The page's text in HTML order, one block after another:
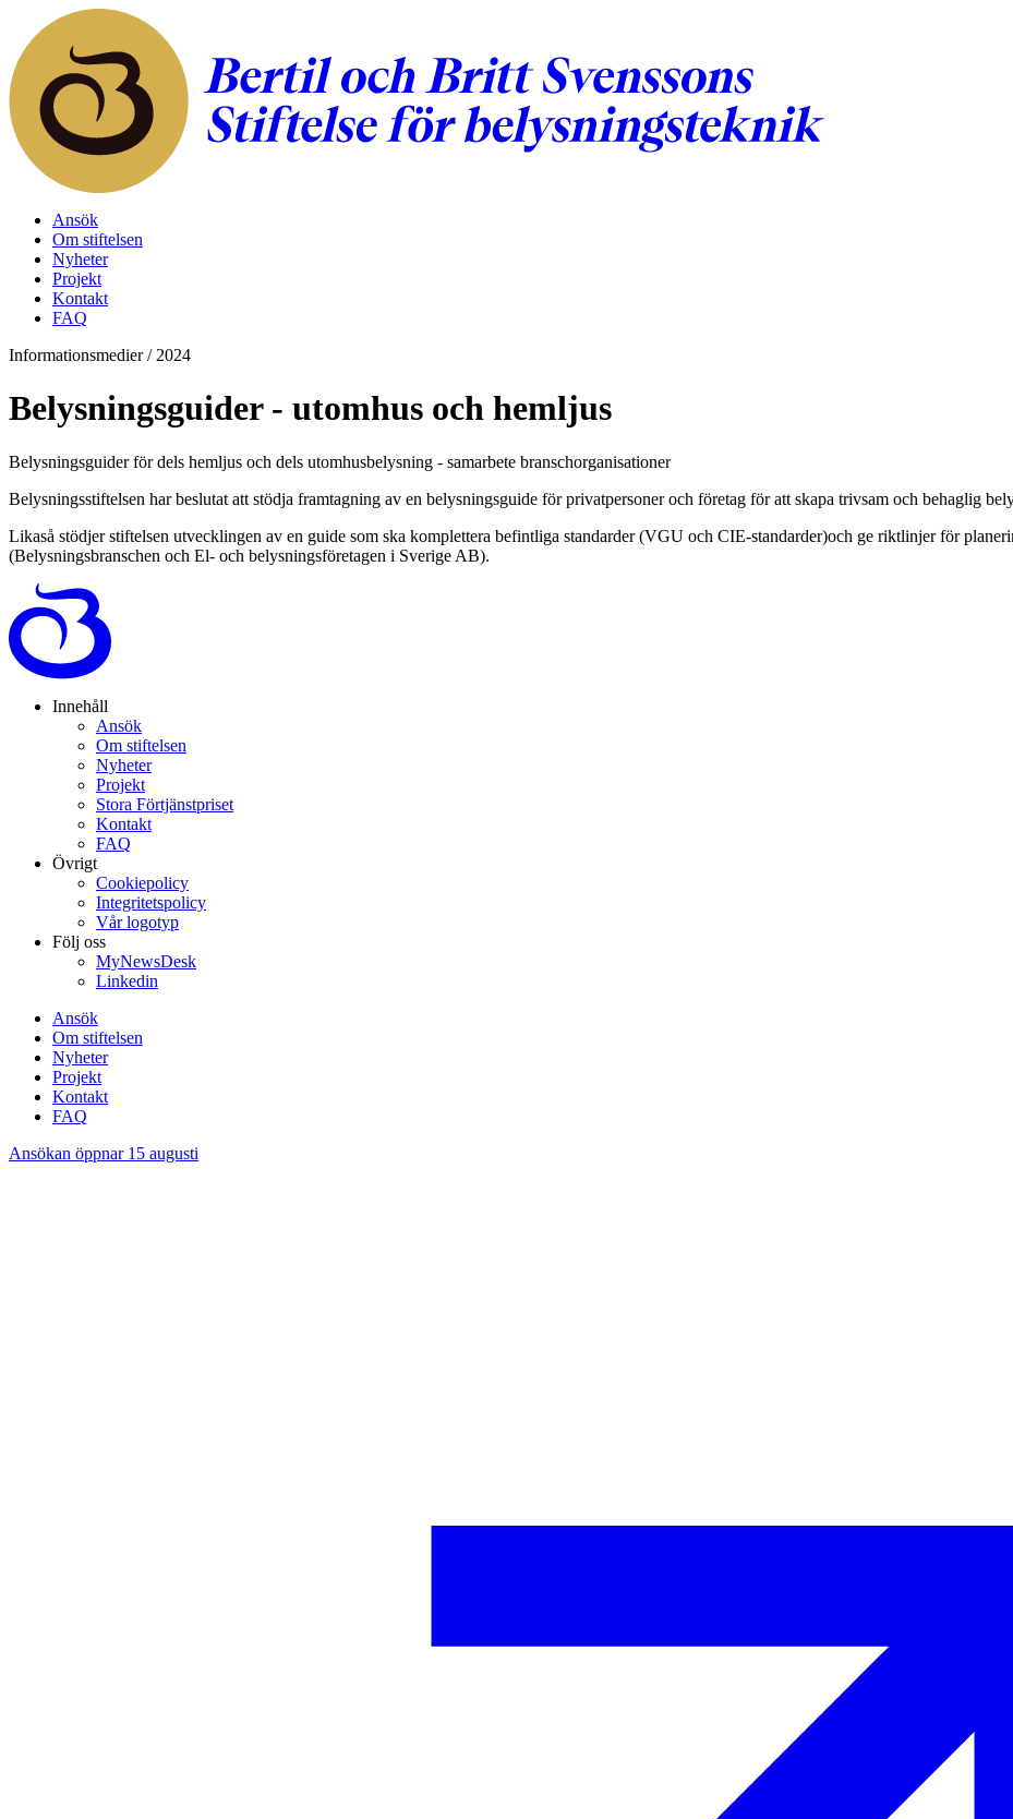
Ansök
Om stiftelsen
Nyheter
Projekt
Kontakt
FAQ
Informationsmedier/ 2024
Belysningsguider - utomhus och hemljus
Belysningsguider för dels hemljus och dels utomhusbelysning - samarbete branschorganisationer
Belysningsstiftelsen har beslutat att stödja framtagning av en belysningsguide för privatpersoner och företag för att skapa trivsam och behaglig
Likaså stödjer stiftelsen utvecklingen av en guide som ska komplettera befintliga standarder (VGU och CIE-standarder)och ge riktlinjer för
(Belysningsbranschen och El- och belysningsföretagen i Sverige AB).
Innehåll
Ansök
Om stiftelsen
Nyheter
Projekt
Stora Förtjänstpriset
Kontakt
FAQ
Övrigt
Cookiepolicy
Integritetspolicy
Vår logotyp
Följ oss
MyNewsDesk
Linkedin
Ansök
Om stiftelsen
Nyheter
Projekt
Kontakt
FAQ
Ansökan öppnar 15 augusti